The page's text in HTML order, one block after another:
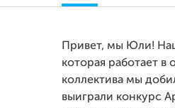
Привет, мы Юли!
которая работает в
коллектива мы
выиграли конкурс